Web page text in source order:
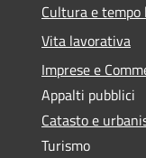
Cultura e tempo
Vita lavorativa
Imprese e
Appalti pubblici
Catasto e
Turismo